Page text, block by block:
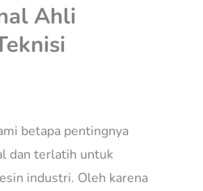
Ahli
betapa pentingnya
dan terlatih untuk
industri. Oleh karena